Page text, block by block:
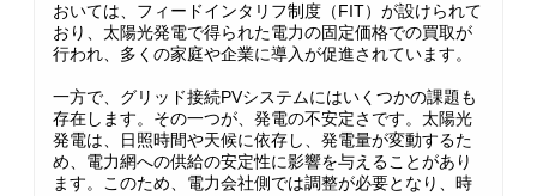
おいては、フィードインタリフ制度（FIT）が設けられて
おり、太陽光発電で得られた電力の固定価格での買取が
行われ、多くの家庭や企業に導入が促進されています。
一方で、グリッド接続PVシステムにはいくつかの課題も
存在します。その一つが、発電の不安定さです。太陽光
発電は、日照時間や天候に依存し、発電量が変動するた
め、電力網への供給の安定性に影響を与えることがあり
ます。このため、電力会社側では調整が必要となり、時